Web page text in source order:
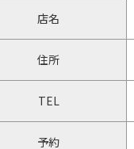
店名
住所
TEL
予約